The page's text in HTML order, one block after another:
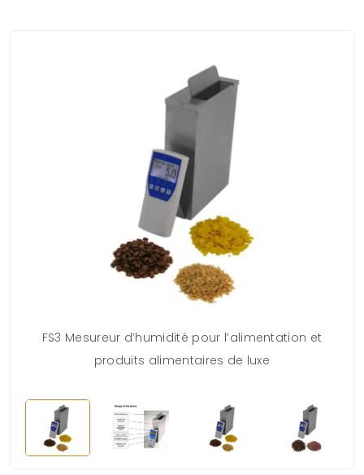
FS3 Mesureur d’humidité pour l’alimentation et
produits alimentaires de luxe